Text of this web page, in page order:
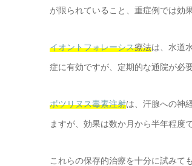
が限られていること、重症例では効
イオントフォレーシス療法は、水道
症に有効ですが、定期的な通院が必
ボツリヌス毒素注射は、汗腺への神
ますが、効果は数か月から半年程度
これらの保存的治療を十分に試みて